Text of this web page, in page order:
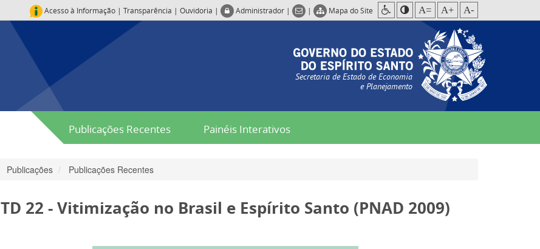
Acesso à Informação | Transparência | Ouvidoria | Administrador | | Mapa do Site A= A+ A-
Secretaria de Estado de Economia
e Planejamento
Publicações Recentes Painéis Interativos
Publicações Publicações Recentes
TD 22 - Vitimização no Brasil e Espírito Santo (PNAD 2009)